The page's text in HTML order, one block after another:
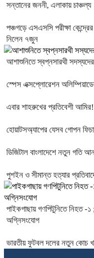
সন্তানের জননী, এলাকায় চাঞ্চল্য
পঞ্চগড়ে এসএসসি পরীক্ষা
নিলেন ৭জুন
আশাশুনিতে স্বপ্নসারথী
স্পেস এক্সপ্লোরেশন অলিম্পিয়াডের
এবার শাহরুখের প্রতিবেশী আমির!
হোয়াটসঅ্যাপের যেসব গোপন
ডিজিটাল বাংলাদেশে নতুন গতি
পুশইন ও সীমান্ত হত্যার
পাইকগাছায় গণপিটুনিতে নিহত -১
অগ্নিসংযোগ
ভারতীয় ফুটবল দলের নতুন কোচ